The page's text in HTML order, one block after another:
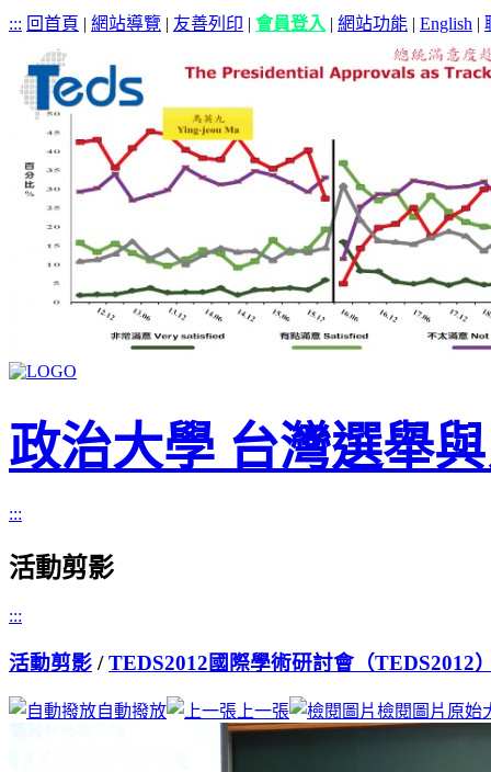
::: 回首頁 | 網站導覽 | 友善列印 | 會員登入 | 網站功能 | English |
政治大學 台灣選舉
:::
活動剪影
:::
活動剪影 /TEDS2012國際學術研討會（TEDS2012
自動撥放 上一張 檢閱圖片原始